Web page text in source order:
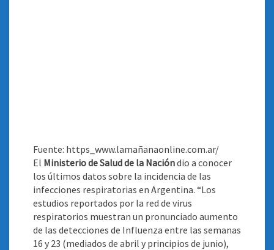
Fuente: https_www.lamañanaonline.com.ar/
El Ministerio de Salud de la Nacióndio a conocer
los últimos datos sobre la incidencia de las
infecciones respiratorias en Argentina. “Los
estudios reportados por la red de virus
respiratorios muestran un pronunciado aumento
de las detecciones de Influenza entre las semanas
16 y 23 (mediados de abril y principios de junio),